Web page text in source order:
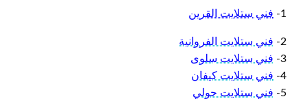
1- فني ستلايت القرين
2-
فني ستلايت الفروانية
3-
فني ستلايت سلوى
4-
فني ستلايت كيفان
5-
فني ستلايت حولي